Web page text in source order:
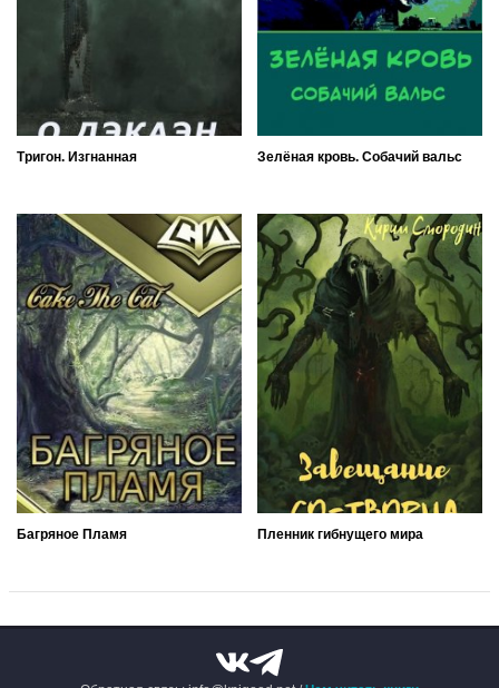
Тригон. Изгнанная Зелёная кровь. Собачий вальс
Багряное Пламя Пленник гибнущего мира